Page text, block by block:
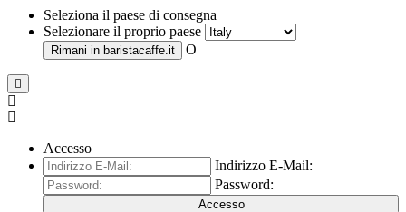
Seleziona il paese di consegna
Selezionare il proprio paese
Rimani in baristacaffe.it O
Accesso
Indirizzo E-Mail:
Password:
Accesso